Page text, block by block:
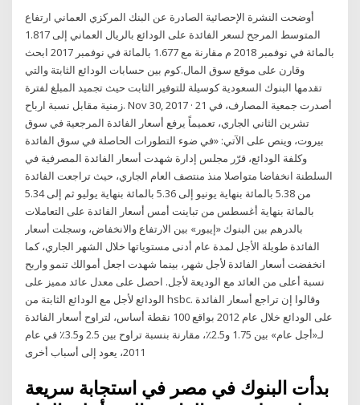
أوضحت النشرة الإحصائية الصادرة عن البنك المركزي العماني ارتفاع
المتوسط المرجح لسعر الفائدة على الودائع بالريال العماني إلى 1.817
بالمائة في نوفمبر 2018 م مقارنة مع 1.677 بالمائة في نوفمبر 2017 ابحث
وقارن على موقع سوق المال.كوم بين حسابات الودائع الثابتة والتي
تقدمها البنوك السعودية كوسيلة للتوفير الثابت حيث تجميد المبلغ لفترة
زمنية مقابل نسبة ارباح. Nov 30, 2017 · أصدرت جمعية المصارف، في 21
تشرين الثاني الجاري، تعميماً يرفع أسعار الفائدة المرجعية في سوق
بيروت، وينص على الآتي: «في ضوء التطورات الحاصلة في سوق الفائدة
وكلفة الودائع، قرّر مجلس إدارة شهدت أسعار الفائدة المصرفية في
السلطنة انخفاضا متواصلا منذ منتصف العام الجاري، حيث تراجعت الفائدة
من 5.38 بالمائة بنهاية يونيو إلى 5.36 بالمائة بنهاية يوليو ثم إلى 5.34
بالمائة بنهاية أغسطس من تباينت أمس أسعار الفائدة على التعاملات
بالدرهم بين البنوك «إيبور» بين الارتفاع والانخفاض، وسجلت أسعار
الفائدة طويلة الأجل لمدة عام أدنى مستوياتها خلال الشهر الجاري، كما
انخفضت أسعار الفائدة لأجل شهر، بينما شهدت اجعل أموالك تنمو واربح
نسبة أعلى من العائد مع الوديعة لأجل. احصل على معدل عائد مميز على
الودائع لأجل مع الودائع الثابتة من hsbc. وقالوا إن تراجع أسعار الفائدة
على الودائع خلال عام ‬2012 بواقع ‬100 نقطة أساس، لتراوح أسعار الفائدة
لـ«أجل عام» بين ‬1.75 و‬2.5٪، مقارنة بنسبة تراوح بين ‬2.5 و‬3.5٪ في عام
‬2011، يعود إلى أسباب أخرى
بدأت البنوك في مصر في استجابة سريعة